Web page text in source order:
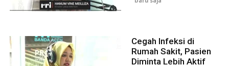
Cegah Infeksi di
Rumah Sakit, Pasien
Diminta Lebih Aktif